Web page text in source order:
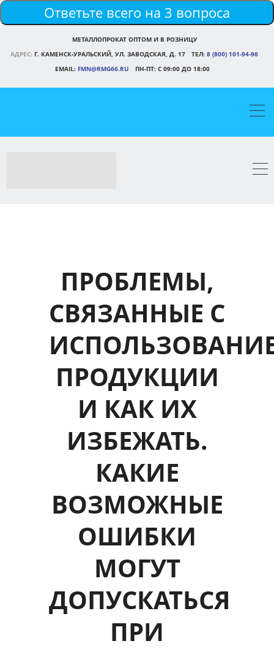
Ответьте всего на 3 вопроса
МЕТАЛЛОПРОКАТ ОПТОМ И В РОЗНИЦУ
АДРЕС: Г. КАМЕНСК-УРАЛЬСКИЙ, УЛ. ЗАВОДСКАЯ, Д. 17 ТЕЛ: 8 (800) 101-94-96
EMAIL: FMN@RMG66.RU ПН-ПТ: С 09:00 ДО 18:00
ПРОБЛЕМЫ,
СВЯЗАННЫЕ С
ПРОДУКЦИИ
И КАК ИХ
ИЗБЕЖАТЬ.
КАКИЕ
ВОЗМОЖНЫЕ
ОШИБКИ
МОГУТ
ДОПУСКАТЬСЯ
ПРИ